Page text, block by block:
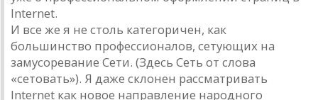
Internet.
И все же я не столь категоричен, как
большинство профессионалов, сетующих на
замусоревание Сети. (Здесь Сеть от слова
«сетовать»). Я даже склонен рассматривать
Internet как новое направление народного